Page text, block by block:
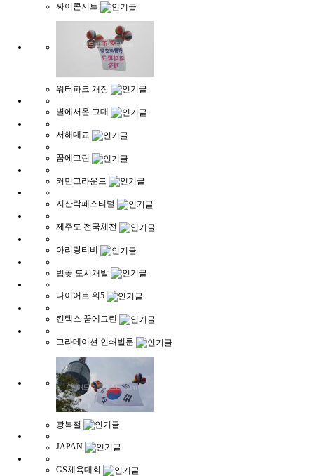
싸이콘서트
워터파크 개장
별에서온 그대
서해대교
꿈에그린
커먼그라운드
지산락페스티벌
제주도 전국체전
아리랑티비
법곶 도시개발
다이어트 워5
킨텍스 꿈에그린
그라데이션 인쇄벌룬
광복절
JAPAN
GS체육대회